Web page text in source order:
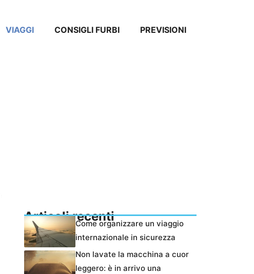
VIAGGI CONSIGLI FURBI PREVISIONI
Articoli recentiCome organizzare un viaggio
internazionale in sicurezza
Non lavate la macchina a cuor
leggero: è in arrivo una